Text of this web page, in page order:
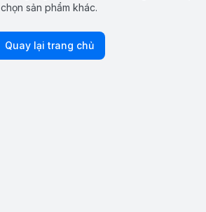
chọn sản phẩm khác.
Quay lại trang chủ